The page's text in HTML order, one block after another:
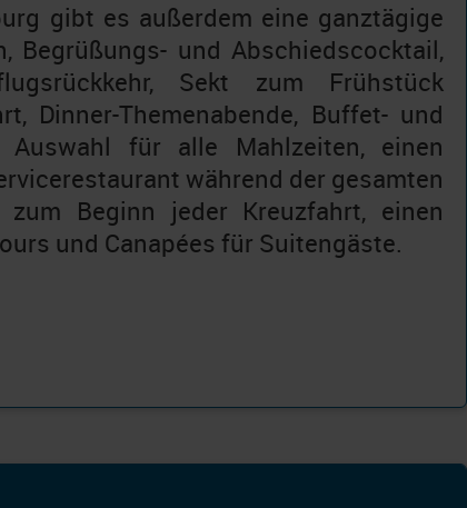
gibt es außerdem eine ganztägige
Begrüßungs- und Abschiedscocktail,
Sekt zum Frühstück
Dinner-Themenabende, Buffet- und
Auswahl für alle Mahlzeiten, einen
während der gesamten
zum Beginn jeder Kreuzfahrt, einen
und Canapées für Suitengäste.